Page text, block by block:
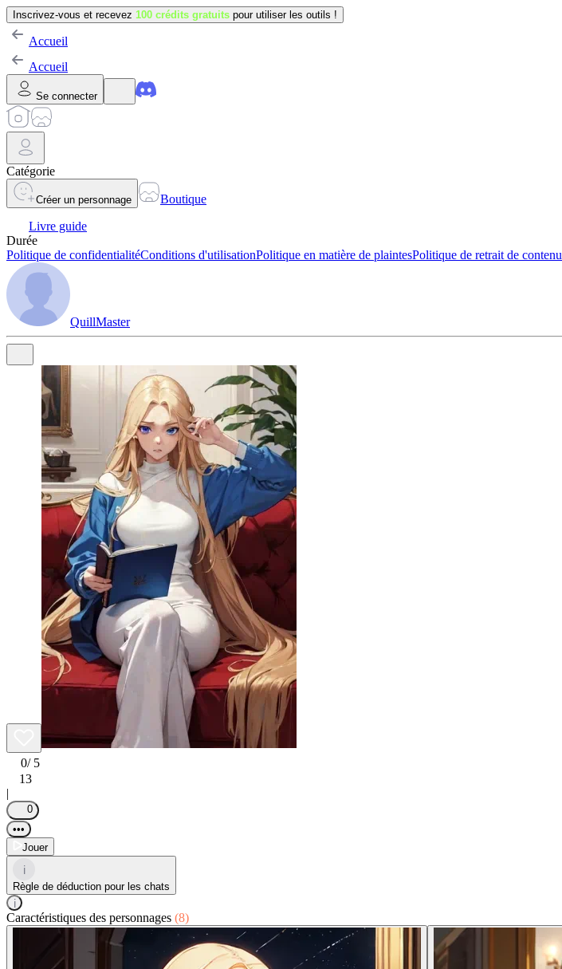
Inscrivez-vous et recevez 100 crédits gratuits pour utiliser les outils !
Accueil
Accueil
Se connecter
Catégorie
Créer un personnage
Boutique
Livre guide
Durée
Politique de confidentialitéConditions d'utilisationPolitique en matière de plaintesPolitique de retrait de contenu
QuillMaster
0/ 5
13
|
0
•••
Jouer
i
Règle de déduction pour les chats
i
Caractéristiques des personnages (8)